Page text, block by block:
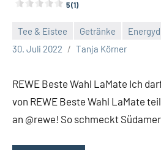
5 (1)
Tee & Eistee Getränke
30. Juli 2022
Tanja Körner
Keine
REWE Beste Wahl LaMate Ich
von REWE Beste Wahl LaMate
an @rewe! So schmeckt